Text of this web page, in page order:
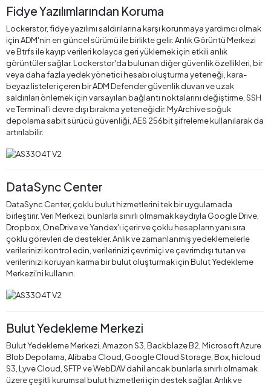
Fidye Yazılımlarından Koruma
Lockerstor, fidye yazılımı saldırılarına karşı korunmaya yardımcı olmak
için ADM'nin en güncel sürümü ile birlikte gelir. Anlık Görüntü Merkezi
ve Btrfs ile kayıp verileri kolayca geri yüklemek için etkili anlık
görüntüler sağlar. Lockerstor'da bulunan diğer güvenlik özellikleri, bir
veya daha fazla yedek yönetici hesabı oluşturma yeteneği, kara-
beyaz listeler içeren bir ADM Defender güvenlik duvarı ve uzak
saldırıları önlemek için varsayılan bağlantı noktalarını değiştirme, SSH
ve Terminal'i devre dışı bırakma yeteneğidir. MyArchive soğuk
depolama sabit sürücü güvenliği, AES 256bit şifreleme kullanılarak da
artırılabilir.
DataSync Center
DataSync Center, çoklu bulut hizmetlerini tek bir uygulamada
birleştirir. Veri Merkezi, bunlarla sınırlı olmamak kaydıyla Google Drive,
Dropbox, OneDrive ve Yandex'ı içerir ve çoklu hesapların yanı sıra
çoklu görevleri de destekler. Anlık ve zamanlanmış yedeklemelerle
verilerinizi kontrol edin, verilerinizi çevrimiçi ve çevrimdışı tutan ve
verilerinizi koruyan karma bir bulut oluşturmak için Bulut Yedekleme
Merkezi'ni kullanın.
Bulut Yedekleme Merkezi
Bulut Yedekleme Merkezi, Amazon S3, Backblaze B2, Microsoft Azure
Blob Depolama, Alibaba Cloud, Google Cloud Storage, Box, hicloud
S3, Lyve Cloud, SFTP ve WebDAV dahil ancak bunlarla sınırlı olmamak
üzere çeşitli kurumsal bulut hizmetleri için destek sağlar. Anlık ve